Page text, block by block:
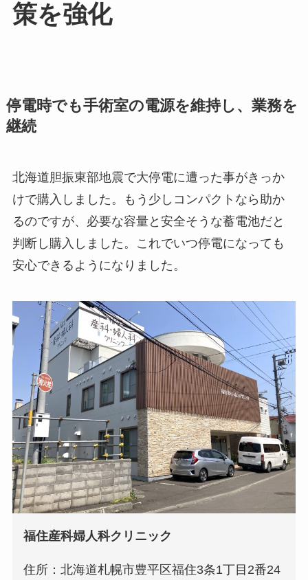
策を強化
停電時でも手術室の電源を維持し、業務を
継続
北海道胆振東部地震で大停電に遭った事がきっか
けで購入しました。もう少しコンパクトなら助か
るのですが、必要な容量と安全そうな蓄電池だと
判断し購入しました。これでいつ停電になっても
安心できるようになりました。
福住産科婦人科クリニック
住所：北海道札幌市豊平区福住3条1丁目2番24